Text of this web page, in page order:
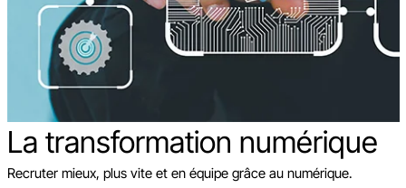
La transformation numérique
Recruter mieux, plus vite et en équipe grâce au numérique.